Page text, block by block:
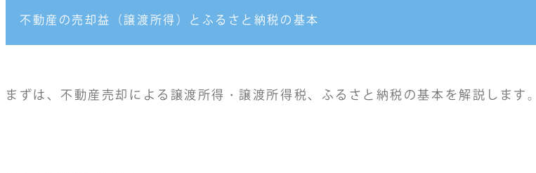
不動産の売却益（譲渡所得）とふるさと納税の基本
まずは、不動産売却による譲渡所得・譲渡所得税、ふるさと納税の基本を解説します。